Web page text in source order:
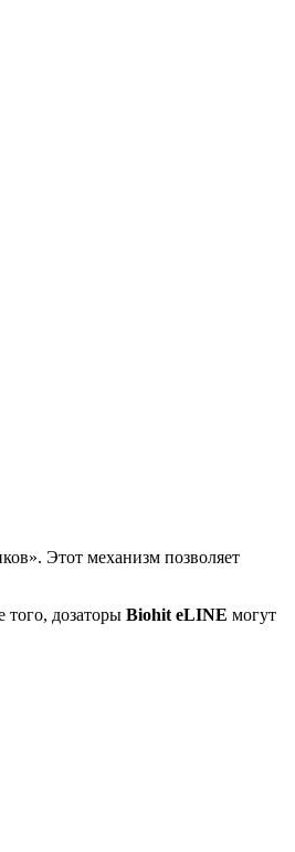
Этот механизм позволяет
того, дозаторы Biohit eLINE могут